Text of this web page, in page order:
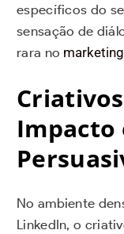
específicos do
sensação de
rara no
Impacto
No ambiente
LinkedIn, o